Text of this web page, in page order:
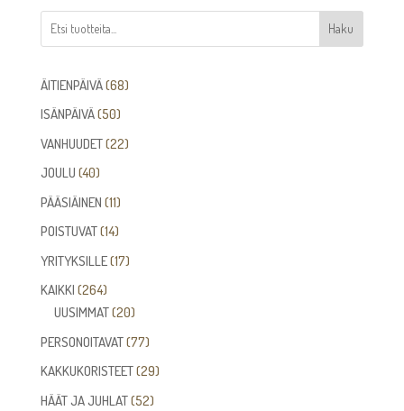
Haku
ÄITIENPÄIVÄ 6868
ISÄNPÄIVÄ 5050
tuotetta
VANHUUDET 2222
JOULU 4040
tuotetta
PÄÄSIÄINEN 1111
tuotetta
POISTUVAT 1414
tuotetta
YRITYKSILLE 1717
KAIKKI 264264
tuotetta
UUSIMMAT 2020
tuotetta
PERSONOITAVAT 7777
tuotetta
KAKKUKORISTEET 2929
HÄÄT JA JUHLAT 5252